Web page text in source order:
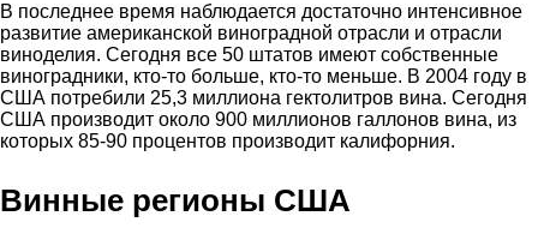
В последнее время наблюдается достаточно интенсивное
развитие американской виноградной отрасли и отрасли
виноделия. Сегодня все 50 штатов имеют собственные
виноградники, кто-то больше, кто-то меньше. В 2004 году в
США потребили 25,3 миллиона гектолитров вина. Сегодня
США производит около 900 миллионов галлонов вина, из
которых 85-90 процентов производит калифорния.
Винные регионы США